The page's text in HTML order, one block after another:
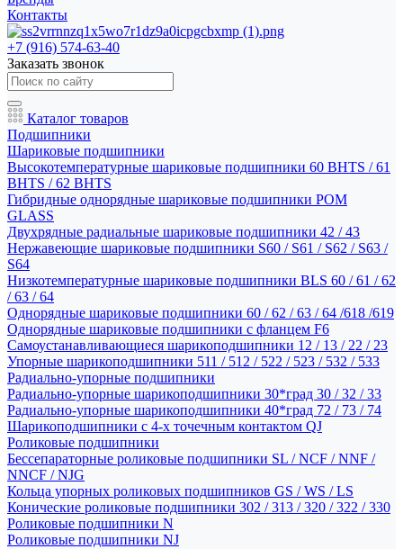
Контакты
+7 (916) 574-63-40
Заказать звонок
Каталог товаров
Подшипники
Шариковые подшипники
Высокотемпературные шариковые подшипники 60 BHTS / 61
BHTS / 62 BHTS
Гибридные однорядные шариковые подшипники POM
GLASS
Двухрядные радиальные шариковые подшипники 42 / 43
Нержавеющие шариковые подшипники S60 / S61 / S62 / S63 /
S64
Низкотемпературные шариковые подшипники BLS 60 / 61 / 62
/ 63 / 64
Однорядные шариковые подшипники 60 / 62 / 63 / 64 /618 /619
Однорядные шариковые подшипники с фланцем F6
Самоустанавливающиеся шарикоподшипники 12 / 13 / 22 / 23
Упорные шарикоподшипники 511 / 512 / 522 / 523 / 532 / 533
Радиально-упорные подшипники
Радиально-упорные шарикоподшипники 30*град 30 / 32 / 33
Радиально-упорные шарикоподшипники 40*град 72 / 73 / 74
Шарикоподшипники с 4-х точечным контактом QJ
Роликовые подшипники
Бессепараторные роликовые подшипники SL / NCF / NNF /
NNCF / NJG
Кольца упорных роликовых подшипников GS / WS / LS
Конические роликовые подшипники 302 / 313 / 320 / 322 / 330
Роликовые подшипники N
Роликовые подшипники NJ